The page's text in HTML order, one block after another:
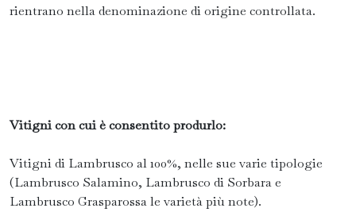
rientrano nella denominazione di origine controllata.
Vitigni con cui è consentito produrlo:
Vitigni di Lambrusco al 100%, nelle sue varie tipologie
(Lambrusco Salamino, Lambrusco di Sorbara e
Lambrusco Grasparossa le varietà più note).